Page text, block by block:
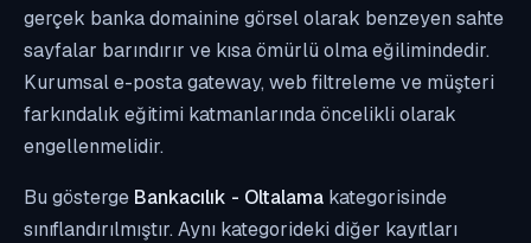
gerçek banka domainine görsel olarak benzeyen sahte
sayfalar barındırır ve kısa ömürlü olma eğilimindedir.
Kurumsal e-posta gateway, web filtreleme ve müşteri
farkındalık eğitimi katmanlarında öncelikli olarak
engellenmelidir.
Bu gösterge Bankacılık - Oltalama kategorisinde
sınıflandırılmıştır. Aynı kategorideki diğer kayıtları